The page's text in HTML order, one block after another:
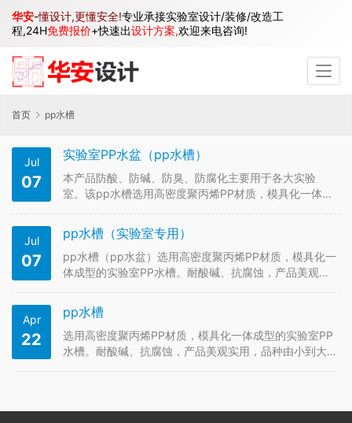
首页 pp水槽
Jul
07
实验室PP水盆（pp水槽）
本产品防酸、防碱、防臭、防腐化主要用于各大实验
室。该pp水槽选用高密度聚丙烯PP材质，模具化一体成
品种由小到大是实验室行业首选的专用水槽之一。
Jul
07
pp水槽（实验室专用）
pp水槽（pp水盆）选用高密度聚丙烯PP材质，模具化一
体成型的实验室PP水槽。耐酸碱、抗腐蚀，产品美观实
本产品防酸、防碱、防臭、防腐化主要用于各大实验室
Apr
22
pp水槽
选用高密度聚丙烯PP材质，模具化一体成型的实验室PP
水槽。耐酸碱、抗腐蚀，产品美观实用，品种由小到大
板表面纹理一致附件：高…
华安-懂设计,更懂安全!专业承接实验室设计/装修/改造工
程,24H免费报价+快速出设计方案,欢迎来电咨询!